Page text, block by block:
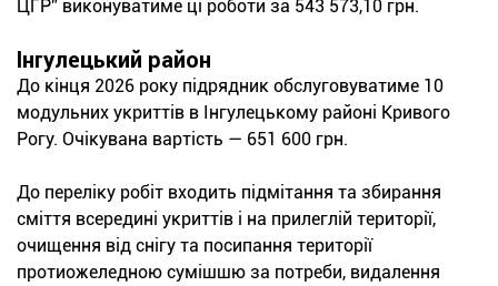
ЦГР” виконуватиме ці роботи за 543 573,10 грн.
Інгулецький район
До кінця 2026 року підрядник обслуговуватиме 10
модульних укриттів в Інгулецькому районі Кривого
Рогу. Очікувана вартість — 651 600 грн.
До переліку робіт входить підмітання та збирання
сміття всередині укриттів і на прилеглій території,
очищення від снігу та посипання території
протиожеледною сумішшю за потреби, видалення